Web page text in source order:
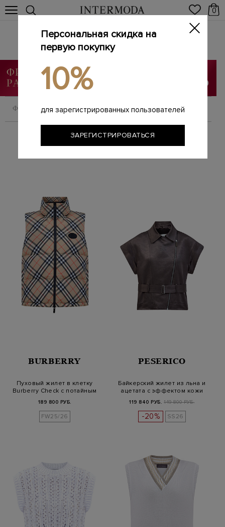
0
Женские жилеты
Главная / Женщинам /
ФИЛЬТРОВАТЬ СОРТИРОВАТЬ
BURBERRY
Пуховый жилет в клетку
Burberry Check с потайным
189 800 РУБ.
FW25/26
PESERICO
Байкерский жилет из льна и
ацетата с эффектом кожи
119 840 РУБ. 149 800 РУБ.
-20% SS26
Персональная скидка на
первую покупку
10%
для зарегистрированных пользователей
ЗАРЕГИСТРИРОВАТЬСЯ